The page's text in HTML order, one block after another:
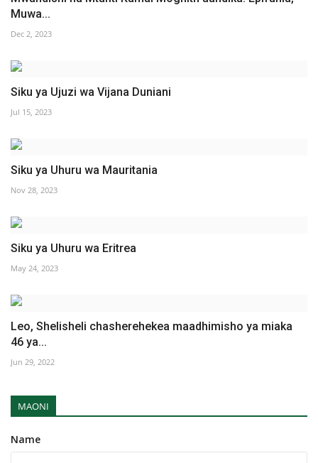
Muwa...
Dec 2, 2023
Siku ya Ujuzi wa Vijana Duniani
Jul 15, 2023
Siku ya Uhuru wa Mauritania
Nov 28, 2023
Siku ya Uhuru wa Eritrea
May 24, 2023
Leo, Shelisheli chasherehekea maadhimisho ya miaka
46 ya...
Jun 29, 2022
MAONI
Name